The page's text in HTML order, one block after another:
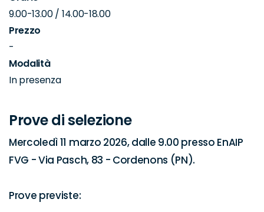
9.00-13.00 / 14.00-18.00
Prezzo
-
Modalità
In presenza
Prove di selezione
Mercoledì 11 marzo 2026, dalle 9.00 presso EnAIP
FVG - Via Pasch, 83 - Cordenons (PN).
Prove previste: